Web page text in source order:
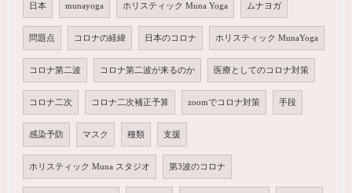
日本 munayoga ホリスティック Muna Yoga ムナヨガ
問題点 コロナの経緯 日本のコロナ ホリスティック MunaYoga
コロナ第二波 コロナ第二波が来るのか 医療としてのコロナ対策
コロナ二次 コロナ二次補正予算 zoomでコロナ対策 手段
感染予防 マスク 種類 支援
ホリスティック Muna スタジオ 第3波のコロナ